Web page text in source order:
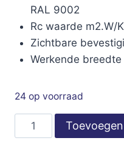
RAL 9002
Rc waarde m2.W/
Zichtbare
Werkende breedte
24 op voorraad
Isowall